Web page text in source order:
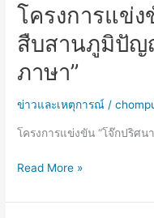
โครงการแข่
สืบสานภูมิปัญ
ภาษา”
ข่าวและเหตุการณ์ /
โครงการแข่งขัน “โจ๊กปริศ
โครงการ
แข่งขัน
“โจ๊ก
สืบสาน
ภูมิปัญญา
ถิ่น
ภาษา”
Read More »